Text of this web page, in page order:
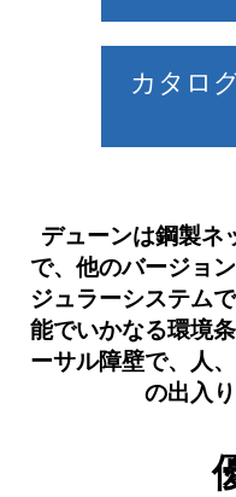
カタロ
デューンは鋼製ネ
で、他のバージョ
ジュラーシステム
能でいかなる環境
ーサル障壁で、人
の出入